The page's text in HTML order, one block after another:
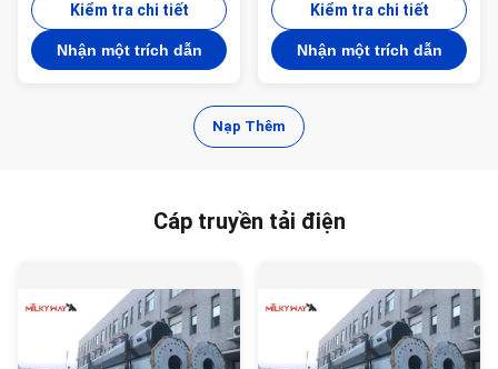
thống điện ngoài trời
Kiểm tra chi tiết
Nhận một trích dẫn
kẽm
Kiểm tra chi tiết
Nhận một trích dẫn
Nạp Thêm
Cáp truyền tải điện